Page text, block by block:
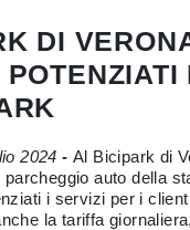
DI
POTENZIATI
2024 -Al Bicipark di
auto della
i servizi per i
la tariffa